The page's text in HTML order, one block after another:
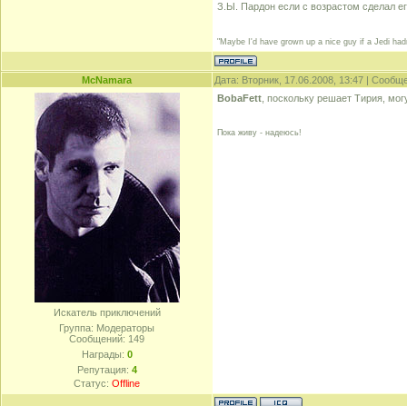
З.Ы. Пардон если с возрастом сделал
"Maybe I'd have grown up a nice guy if a Jedi
McNamara Дата: Вторник, 17.06.2008, 13:47 |
Искатель приключений
Группа: Модераторы
Сообщений: 149
Награды: 0
Репутация: 4
Статус: Offline
BobaFett , поскольку решает Тирия,
Пока живу - надеюсь!